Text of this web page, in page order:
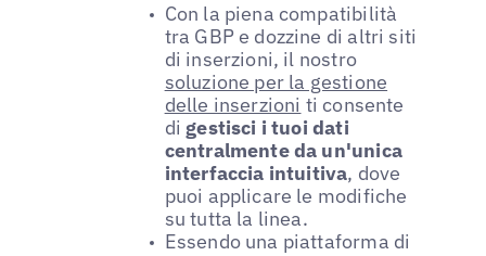
Con la piena compatibilità
tra GBP e dozzine di altri siti
di inserzioni, il nostro
soluzione per la gestione
delle inserzioni ti consente
digestisci i tuoi dati
centralmente da un'unica
interfaccia intuitiva, dove
puoi applicare le modifiche
su tutta la linea.
Essendo una piattaforma di